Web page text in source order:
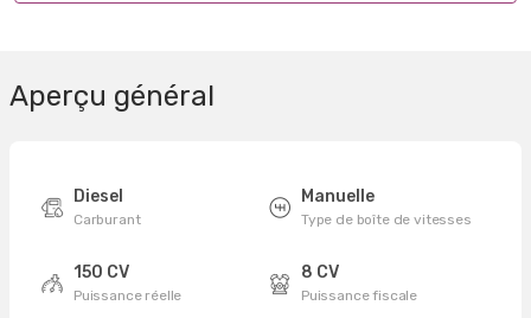
Aperçu général
Diesel
Carburant
Manuelle
Type de boîte de vitesses
150 CV
Puissance réelle
8 CV
Puissance fiscale